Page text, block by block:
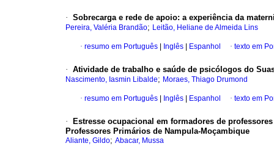
· Sobrecarga e rede de apoio: a experiência da
Pereira, Valéria Brandão; Leitão, Heliane de Almeida Lins
· resumo em Português Inglês Espanhol · texto em
· Atividade de trabalho e saúde de psicólogos do
Nascimento, Iasmin Libalde; Moraes, Thiago Drumond
· resumo em Português Inglês Espanhol · texto em
·
Estresse ocupacional em formadores de
Professores Primários de Nampula-Moçambique
Aliante, Gildo; Abacar, Mussa